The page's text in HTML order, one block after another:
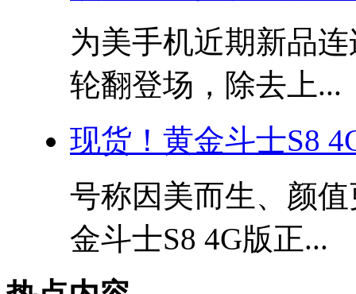
为美手机近期新品
轮翻登场，除去上...
现货！黄金斗士S8
号称因美而生、颜
金斗士S8 4G版正...